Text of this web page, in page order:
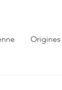
Origines